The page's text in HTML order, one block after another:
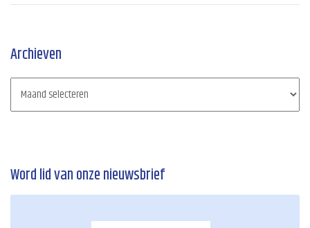
Archieven
Word lid van onze nieuwsbrief